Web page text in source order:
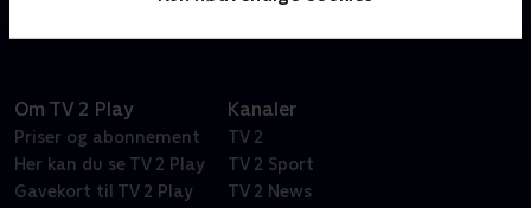
Om TV 2 Play
Priser og abonnement
Her kan du se TV 2 Play
Gavekort til TV 2 Play
Kanaler
TV 2
TV 2 Sport
TV 2 News